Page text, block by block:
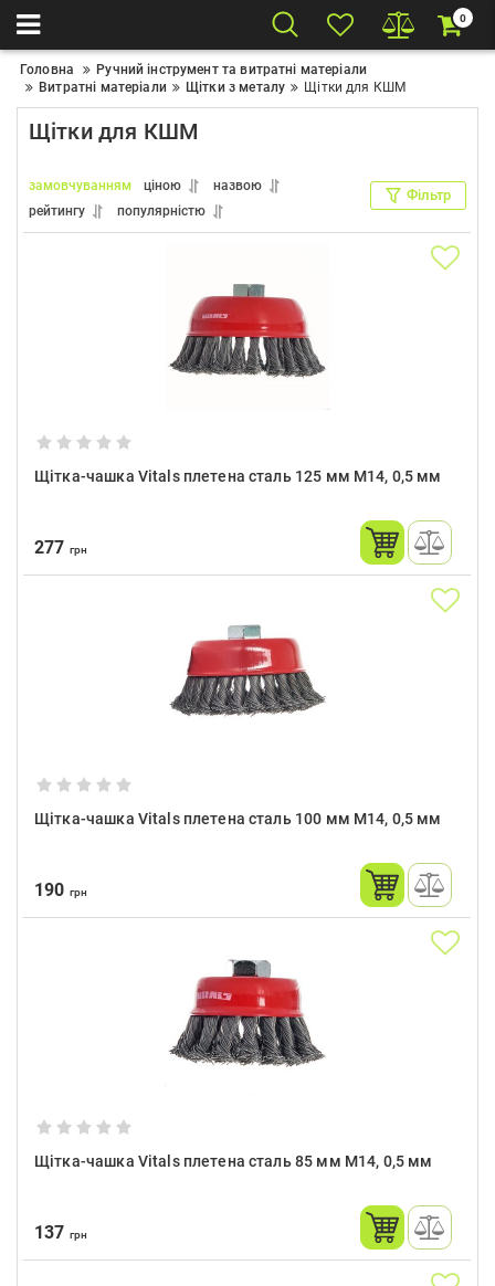
0
Головна
Ручний інструмент та витратні матеріали
Витратні матеріали
Щітки з металу Щітки для КШМ
Щітки для КШМ
замовчуванням ціною
назвою
рейтингу
популярністю
Фільтр
Щітка-чашка Vitals плетена сталь 125 мм М14, 0,5 мм
277 грн
Щітка-чашка Vitals плетена сталь 100 мм М14, 0,5 мм
190 грн
Щітка-чашка Vitals плетена сталь 85 мм М14, 0,5 мм
137 грн